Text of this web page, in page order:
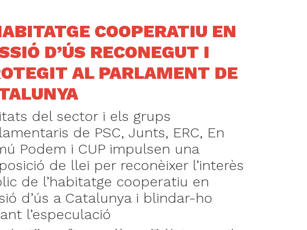
COOPERATIU EN
D’ÚS RECONEGUT I
AL PARLAMENT DE
del sector i els grups
de PSC, Junts, ERC, En
Podem i CUP impulsen una
de llei per reconèixer l’interès
de l’habitatge cooperatiu en
d’ús a Catalunya i blindar-ho
l’especulació